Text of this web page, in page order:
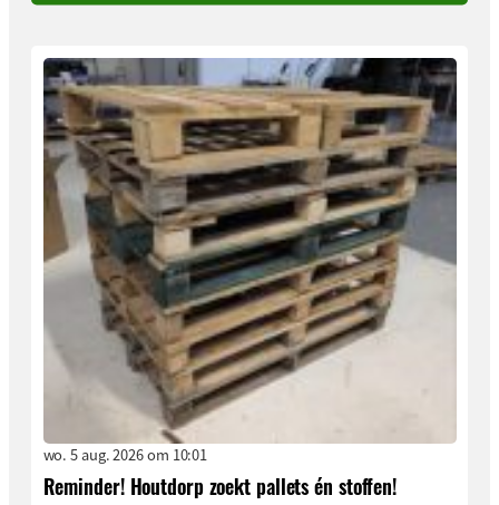
wo. 5 aug. 2026 om 10:01
Reminder! Houtdorp zoekt pallets én stoffen!